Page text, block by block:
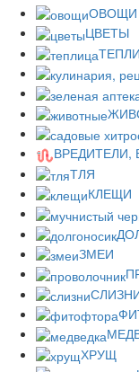
ОВОЩИ
ЦВЕТЫ
ВРЕДИТЕЛИ,
ТЛЯ
КЛЕЩИ
ЗМЕИ
ХРУЩ